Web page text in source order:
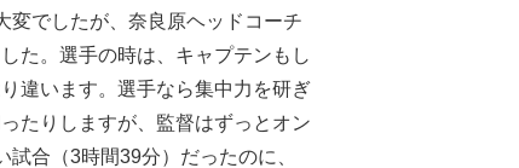
変でしたが、奈良原ヘッドコーチ
た。選手の時は、キャプテンもし
違います。選手なら集中力を研ぎ
たりしますが、監督はずっとオン
合（3時間39分）だったのに、